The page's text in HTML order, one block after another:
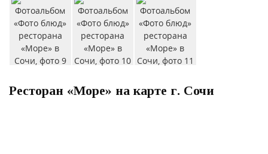
Ресторан «Море» на карте г. Сочи